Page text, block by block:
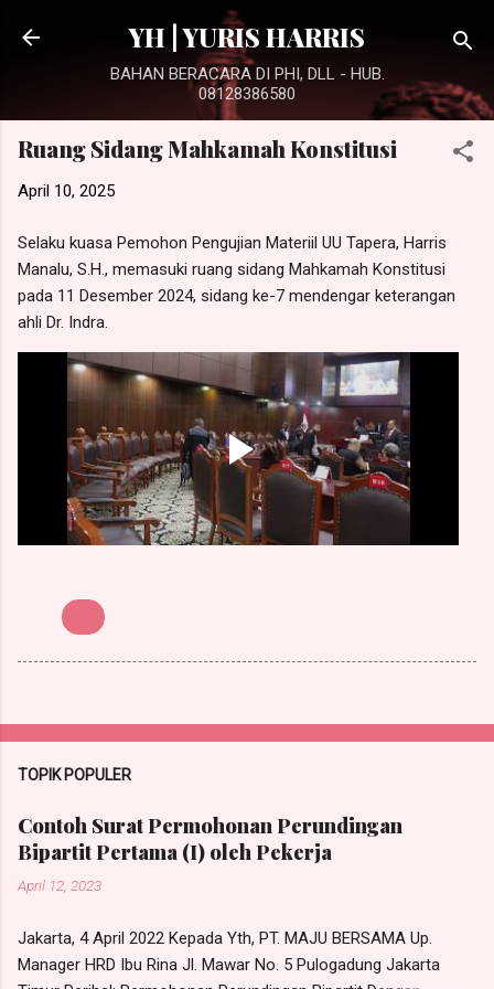
Langsung ke konten utama
YH | YURIS HARRIS
BAHAN BERACARA DI PHI, DLL - HUB.
08128386580
Ruang Sidang Mahkamah Konstitusi
April 10, 2025
Selaku kuasa Pemohon Pengujian Materiil UU Tapera, Harris
Manalu, S.H., memasuki ruang sidang Mahkamah Konstitusi
pada 11 Desember 2024, sidang ke-7 mendengar keterangan
ahli Dr. Indra.
TOPIK POPULER
Contoh Surat Permohonan Perundingan
Bipartit Pertama (I) oleh Pekerja
April 12, 2023
Jakarta, 4 April 2022 Kepada Yth, PT. MAJU BERSAMA Up.
Manager HRD Ibu Rina Jl. Mawar No. 5 Pulogadung Jakarta